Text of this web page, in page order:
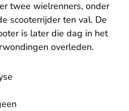
twee wielrenners, onder
scooterrijder ten val. De
is later die dag in het
overleden.